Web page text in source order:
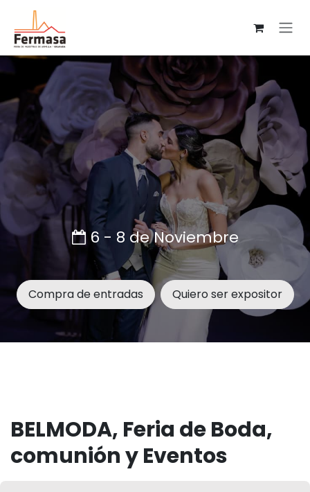
Ir al contenido
6 - 8 de Noviembre
Compra de entradas Quiero ser expositor
BELMODA, Feria de Boda,
comunión y Eventos